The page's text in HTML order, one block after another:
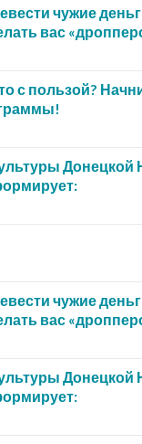
чужие
вас
с пользой?
Донецкой
чужие
вас
Донецкой